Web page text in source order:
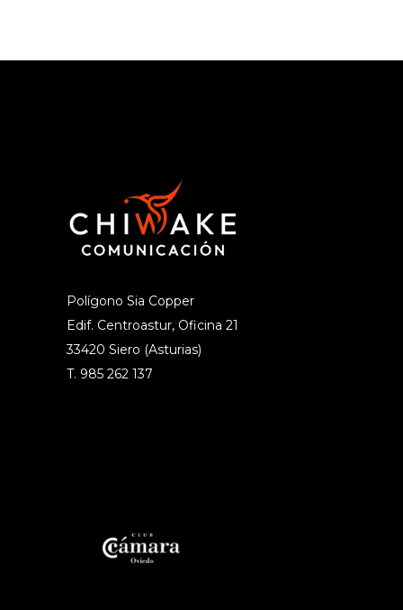
Polígono Sia Copper
Edif. Centroastur, Oficina 21
33420 Siero (Asturias)
T. 985 262 137